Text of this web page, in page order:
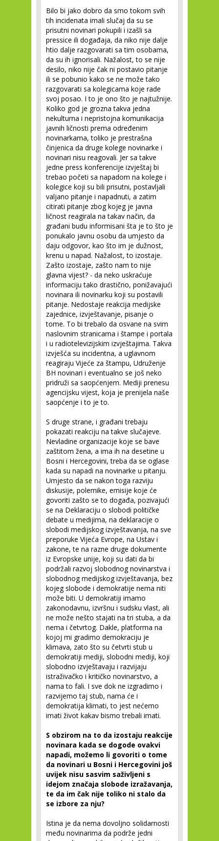
Bilo bi jako dobro da smo tokom svih
tih incidenata imali slučaj da su se
prisutni novinari pokupili i izašli sa
pressice ili događaja, da niko nije dalje
htio dalje razgovarati sa tim osobama,
da su ih ignorisali. Nažalost, to se nije
desilo, niko nije čak ni postavio pitanje
ili se pobunio kako se ne može tako
razgovarati sa kolegicama koje rade
svoj posao. I to je ono što je najtužnije.
Koliko god je grozna takva jedna
nekulturna i nepristojna komunikacija
javnih ličnosti prema određenim
novinarkama, toliko je prestrašna
činjenica da druge kolege novinarke i
novinari nisu reagovali. Jer sa takve
jedne press konferencije izvještaj bi
trebao početi sa napadom na kolege i
kolegice koji su bili prisutni, postavljali
valjano pitanje i napadnuti, a zatim
citirati pitanje zbog kojeg je javna
ličnost reagirala na takav način, da
građani budu informisani šta je to što je
ponukalo javnu osobu da umjesto da
daju odgovor, kao što im je dužnost,
krenu u napad. Nažalost, to izostaje.
Zašto izostaje, zašto nam to nije
glavna vijest? - da neko uskraćuje
informaciju tako drastično, ponižavajući
novinara ili novinarku koji su postavili
pitanje. Nedostaje reakcija medijske
zajednice, izvještavanje, pisanje o
tome. To bi trebalo da osvane na svim
naslovnim stranicama i štampe i portala
i u radiotelevizijskim izvještajima. Takva
izvješća su incidentna, a uglavnom
reagiraju Vijeće za štampu, Udruženje
BH novinari i eventualno se još neko
pridruži sa saopćenjem. Mediji prenesu
agencijsku vijest, koja je prenijela naše
saopćenje i to je to.
S druge strane, i građani trebaju
pokazati reakciju na takve slučajeve.
Nevladine organizacije koje se bave
zaštitom žena, a ima ih na desetine u
Bosni i Hercegovini, treba da se oglase
kada su napadi na novinarke u pitanju.
Umjesto da se nakon toga razviju
diskusije, polemike, emisije koje će
govoriti zašto se to događa, pozivajući
se na Deklaraciju o slobodi političke
debate u medijima, na deklaracije o
slobodi medijskog izvještavanja, na sve
preporuke Vijeća Evrope, na Ustav i
zakone, te na razne druge dokumente
iz Evropske unije, koji su dati da bi
podržali razvoj slobodnog novinarstva i
slobodnog medijskog izvještavanja, bez
kojeg slobode i demokratije nema niti
može biti. U demokratiji imamo
zakonodavnu, izvršnu i sudsku vlast, ali
ne može nešto stajati na tri stuba, a da
nema i četvrtog. Dakle, platforma na
kojoj mi gradimo demokraciju je
klimava, zato što su četvrti stub u
demokratiji mediji, slobodni mediji, koji
slobodno izvještavaju i razvijaju
istraživačko i kritičko novinarstvo, a
nama to fali. I sve dok ne izgradimo i
razvijemo taj stub, nama će i
demokratija klimati, to jest nećemo
imati život kakav bismo trebali imati.
S obzirom na to da izostaju reakcije
novinara kada se dogode ovakvi
napadi, možemo li govoriti o tome
da novinari u Bosni i Hercegovini još
uvijek nisu sasvim saživljeni s
idejom značaja slobode izražavanja,
te da im čak nije toliko ni stalo da
se izbore za nju?
Istina je da nema dovoljno solidarnosti
među novinarima da podrže jedni